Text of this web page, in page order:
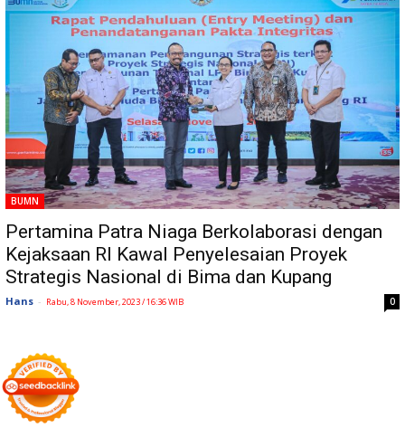
BUMN
Pertamina Patra Niaga Berkolaborasi dengan
Kejaksaan RI Kawal Penyelesaian Proyek
Strategis Nasional di Bima dan Kupang
Hans - Rabu, 8 November, 2023 / 16:36 WIB 0